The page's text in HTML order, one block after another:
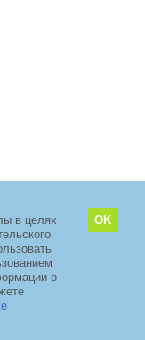
4 стр. 5, Технопарк
29
в целях
о
OK